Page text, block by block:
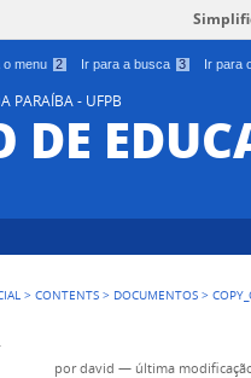
o menu 2 Ir para a busca 3 Ir para
PARAÍBA - UFPB
DE
>CONTENTS > DOCUMENTOS >
pordavid — última